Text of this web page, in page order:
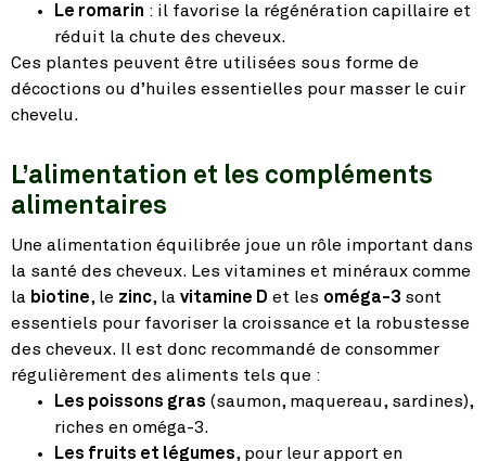
Le romarin : il favorise la régénération capillaire et
réduit la chute des cheveux.
Ces plantes peuvent être utilisées sous forme de
décoctions ou d’huiles essentielles pour masser le cuir
chevelu.
L’alimentation et les compléments
alimentaires
Une alimentation équilibrée joue un rôle important dans
la santé des cheveux. Les vitamines et minéraux comme
la biotine, le zinc, la vitamine D et les oméga-3 sont
essentiels pour favoriser la croissance et la robustesse
des cheveux. Il est donc recommandé de consommer
régulièrement des aliments tels que :
Les poissons gras (saumon, maquereau, sardines),
riches en oméga-3.
Les fruits et légumes, pour leur apport en